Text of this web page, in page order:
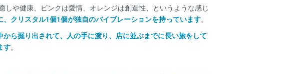
や健康、ピンクは愛情、オレンジは創造性、というような感じ
クリスタル1個1個が独自のバイブレーションを持っています。
ら掘り出されて、人の手に渡り、店に並ぶまでに長い旅をして
す。